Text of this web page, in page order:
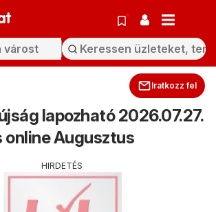
Iratkozz fel
lapozható 2026.07.27.
online Augusztus
HIRDETÉS